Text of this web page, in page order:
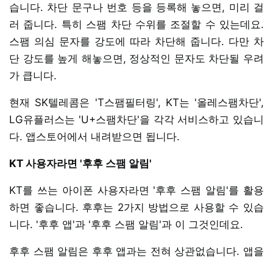
습니다. 차단 문구나 번호 등을 등록해 놓으면, 미리 걸
러 줍니다. 특히 스팸 차단 수위를 조절할 수 있는데요.
스팸 의심 문자를 강도에 따라 차단해 줍니다. 다만 차
단 강도를 높게 해놓으면, 정상적인 문자도 차단될 우려
가 큽니다.
현재 SK텔레콤은 'T스팸필터링', KT는 '올레스팸차단',
LG유플러스는 'U+스팸차단'을 각각 서비스하고 있습니
다. 앱스토어에서 내려받으면 됩니다.
KT 사용자라면 '후후 스팸 알림'
KT를 쓰는 아이폰 사용자라면 '후후 스팸 알림'를 활용
하면 좋습니다. 후후는 2가지 방법으로 사용할 수 있습
니다. '후후 앱'과 '후후 스팸 알림'과 이 그것인데요.
후후 스팸 알림은 후후 앱과는 전혀 상관없습니다. 앱을